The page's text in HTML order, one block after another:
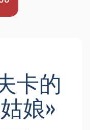
卡的
娘»